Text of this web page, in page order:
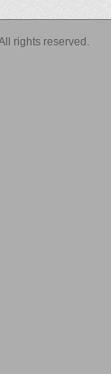
rights reserved.